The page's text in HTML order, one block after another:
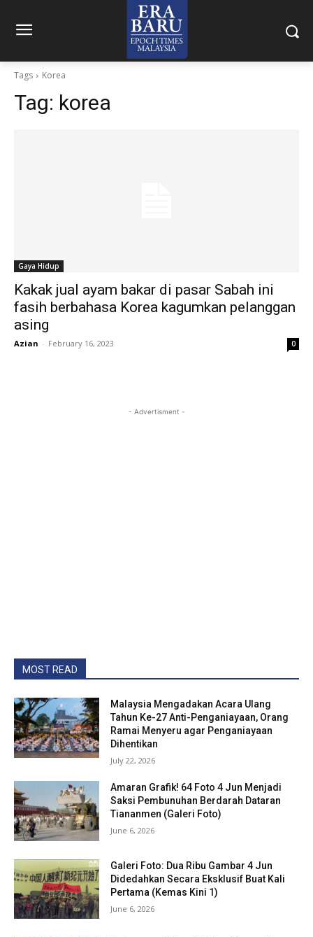
Tags Korea
Tag: korea
Gaya Hidup
Kakak jual ayam bakar di pasar Sabah ini
fasih berbahasa Korea kagumkan pelanggan
asing
Azian - February 16, 2023 0
- Advertisment -
MOST READ
Malaysia Mengadakan Acara Ulang
Tahun Ke-27 Anti-Penganiayaan, Orang
Ramai Menyeru agar Penganiayaan
Dihentikan
July 22, 2026
Amaran Grafik! 64 Foto 4 Jun Menjadi
Saksi Pembunuhan Berdarah Dataran
Tiananmen (Galeri Foto)
June 6, 2026
Galeri Foto: Dua Ribu Gambar 4 Jun
Didedahkan Secara Eksklusif Buat Kali
Pertama (Kemas Kini 1)
June 6, 2026